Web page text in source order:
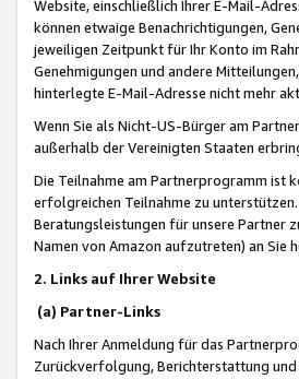
Website, einschließlich Ihrer E-Mail-
können etwaige Benachrichtigungen,
jeweiligen Zeitpunkt für Ihr Konto im
Genehmigungen und andere
hinterlegte E-Mail-Adresse nicht mehr
Wenn Sie als Nicht-US-Bürger am
außerhalb der Vereinigten Staaten
Die Teilnahme am Partnerprogramm ist
erfolgreichen Teilnahme zu
Beratungsleistungen für unsere Partner
Namen von Amazon aufzutreten) an Sie
2. Links auf Ihrer Website
(a) Partner-Links
Nach Ihrer Anmeldung für das
Zurückverfolgung, Berichterstattung